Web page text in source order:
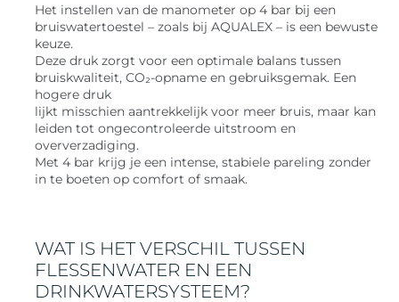
Het instellen van de manometer op 4 bar bij een
bruiswatertoestel – zoals bij AQUALEX – is een bewuste
keuze.
Deze druk zorgt voor een optimale balans tussen
bruiskwaliteit, CO₂-opname en gebruiksgemak. Een
hogere druk
lijkt misschien aantrekkelijk voor meer bruis, maar kan
leiden tot ongecontroleerde uitstroom en
oververzadiging.
Met 4 bar krijg je een intense, stabiele pareling zonder
in te boeten op comfort of smaak.
WAT IS HET VERSCHIL TUSSEN
FLESSENWATER EN EEN
DRINKWATERSYSTEEM?